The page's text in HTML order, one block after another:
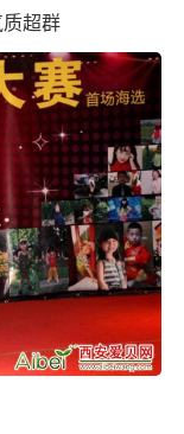
超群